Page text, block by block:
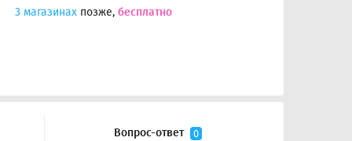
3 магазинах позже, бесплатно
Вопрос-ответ 0